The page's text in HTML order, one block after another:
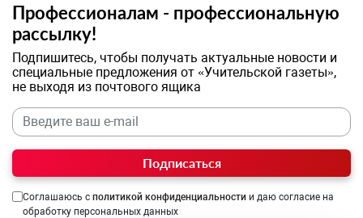
Профессионалам - профессиональную
рассылку!
Подпишитесь, чтобы получать актуальные новости и
специальные предложения от «Учительской газеты»,
не выходя из почтового ящика
Подписаться
Соглашаюсь с политикой конфиденциальности и даю согласие на
обработку персональных данных